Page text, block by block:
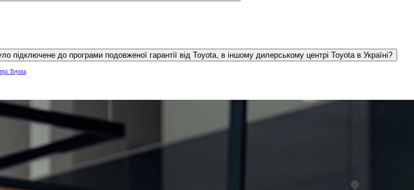
а також умов надання будь-яких послуг не є пропозицією укласти договір (офертою). Така інформація може
Чи зможу я обслуговувати автомобіль Toyota у зручному для мене дилерському центрі, якщо моє авто було підключене до програми подовженої гарантії від Toyota, в іншому дилерському центрі Toyota в Україні?
Toyota.